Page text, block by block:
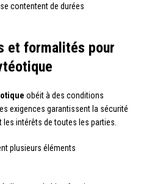
contentent de durées
et formalités pour
obéit à des conditions
exigences garantissent la sécurité
les intérêts de toutes les parties.
plusieurs éléments